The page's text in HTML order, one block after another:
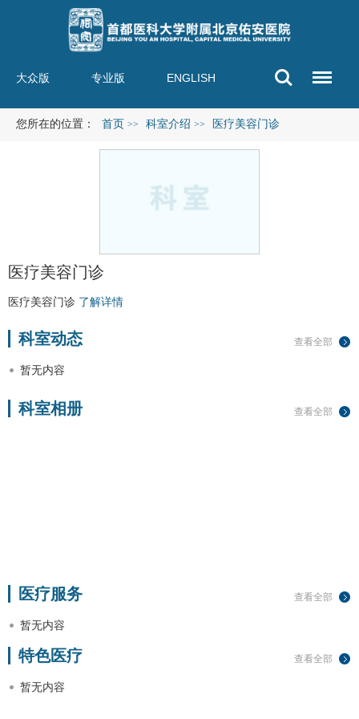
大众版 专业版 ENGLISH
您所在的位置： 首页 >> 科室介绍 >> 医疗美容门诊
医疗美容门诊
医疗美容门诊 了解详情
查看全部
科室动态
暂无内容
查看全部
科室相册
查看全部
医疗服务
暂无内容
查看全部
特色医疗
暂无内容